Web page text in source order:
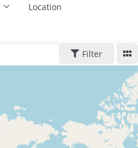
Location
Filter